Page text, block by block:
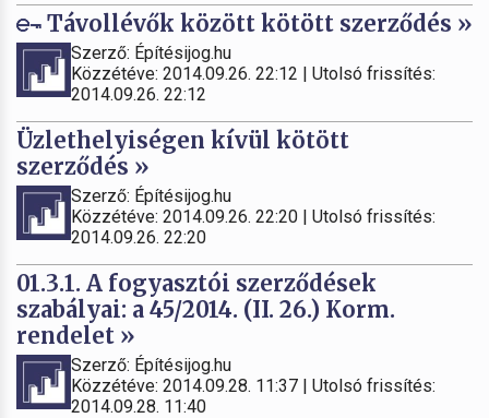
Távollévők között kötött szerződés »
Szerző: Építésijog.hu
Közzétéve: 2014.09.26. 22:12 | Utolsó frissítés:
2014.09.26. 22:12
Üzlethelyiségen kívül kötött
szerződés »
Szerző: Építésijog.hu
Közzétéve: 2014.09.26. 22:20 | Utolsó frissítés:
2014.09.26. 22:20
01.3.1. A fogyasztói szerződések
szabályai: a 45/2014. (II. 26.) Korm.
rendelet »
Szerző: Építésijog.hu
Közzétéve: 2014.09.28. 11:37 | Utolsó frissítés:
2014.09.28. 11:40